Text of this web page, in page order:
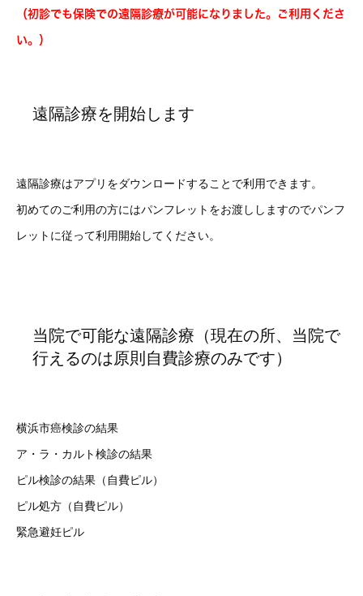
（初診でも保険での遠隔診療が可能になりました。ご利用くださ
い。）
遠隔診療を開始します
遠隔診療はアプリをダウンロードすることで利用できます。
初めてのご利用の方にはパンフレットをお渡ししますのでパンフ
レットに従って利用開始してください。
当院で可能な遠隔診療（現在の所、当院で
行えるのは原則自費診療のみです）
横浜市癌検診の結果
ア・ラ・カルト検診の結果
ピル検診の結果（自費ピル）
ピル処方（自費ピル）
緊急避妊ピル